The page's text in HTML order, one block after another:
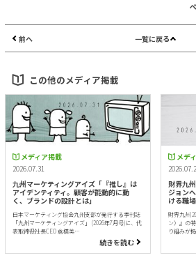
前へ 一覧に戻る
この他のメディア掲載
メディア掲載
2026.07.31
九州マーケティングアイズ「『推し』は
アイデンティティ。顧客が能動的に動
く、ブランドの設計とは」
日本マーケティング協会九州支部が発行する季刊誌
「九州マーケティングアイズ」 (2026年7月号)に、代
表取締役社長CEO 倉橋美…
続きを読む
メデ
財界九
ジョン
ける職
財界九州
ン）』の
り組みが